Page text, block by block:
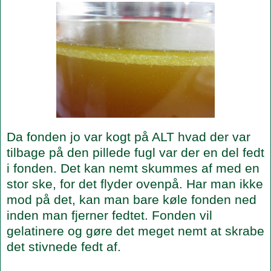
Da fonden jo var kogt på ALT hvad der var
tilbage på den pillede fugl var der en del fedt
i fonden. Det kan nemt skummes af med en
stor ske, for det flyder ovenpå. Har man ikke
mod på det, kan man bare køle fonden ned
inden man fjerner fedtet. Fonden vil
gelatinere og gøre det meget nemt at skrabe
det stivnede fedt af.